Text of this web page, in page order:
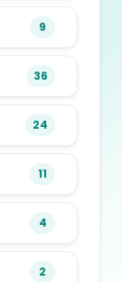
9
36
24
11
4
2